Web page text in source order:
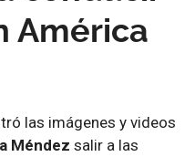
América
las imágenes y videos
Méndez salir a las